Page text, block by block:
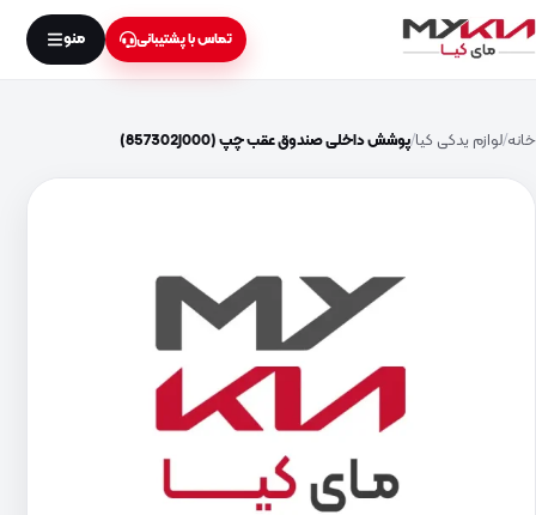
تماس با پشتیبانی منو
خانه لوازم یدکی کیا پوشش داخلی صندوق عقب چپ (857302J000)